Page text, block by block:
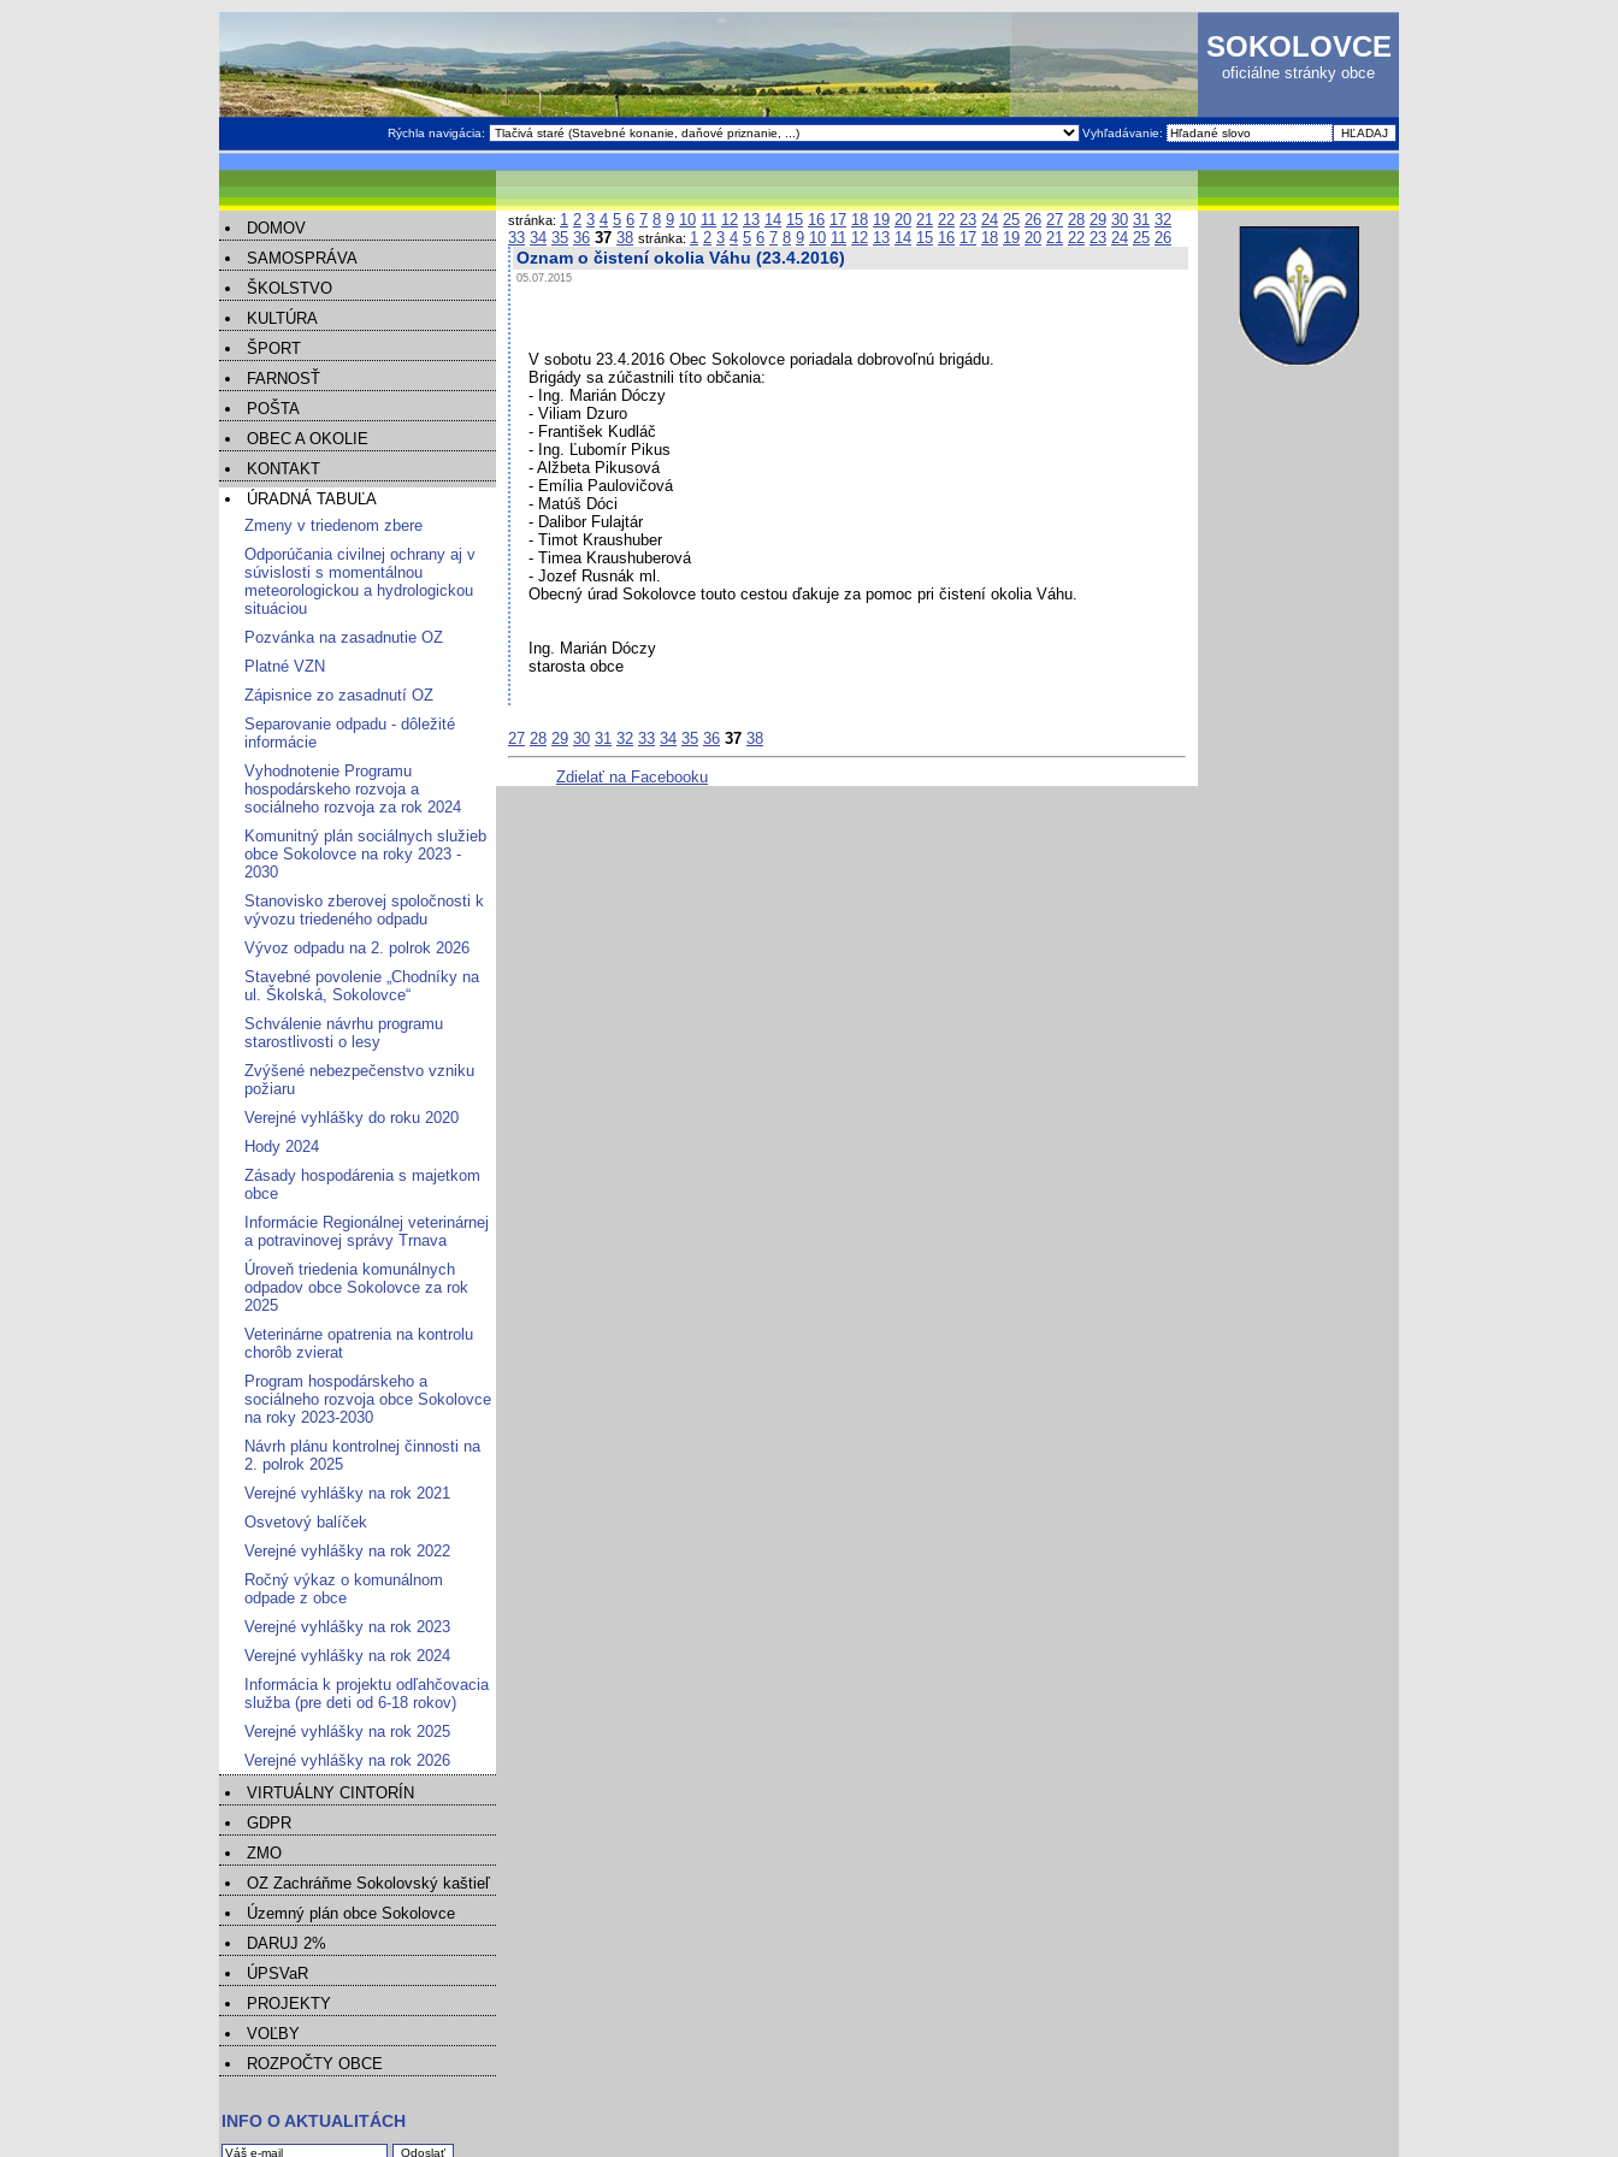
SOKOLOVCE
oficiálne stránky obce
Vyhľadávanie:
Rýchla navigácia:
DOMOV
SAMOSPRÁVA
ŠKOLSTVO
KULTÚRA
ŠPORT
FARNOSŤ
POŠTA
OBEC A OKOLIE
KONTAKT
ÚRADNÁ TABUĽA
Zmeny v triedenom zbere
Odporúčania civilnej ochrany aj v
súvislosti s momentálnou
meteorologickou a hydrologickou
situáciou
Pozvánka na zasadnutie OZ
Platné VZN
Zápisnice zo zasadnutí OZ
Separovanie odpadu - dôležité
informácie
Vyhodnotenie Programu
hospodárskeho rozvoja a
sociálneho rozvoja za rok 2024
Komunitný plán sociálnych služieb
obce Sokolovce na roky 2023 -
2030
Stanovisko zberovej spoločnosti k
vývozu triedeného odpadu
Vývoz odpadu na 2. polrok 2026
Stavebné povolenie „Chodníky na
ul. Školská, Sokolovce“
Schválenie návrhu programu
starostlivosti o lesy
Zvýšené nebezpečenstvo vzniku
požiaru
Verejné vyhlášky do roku 2020
Hody 2024
Zásady hospodárenia s majetkom
obce
Informácie Regionálnej veterinárnej
a potravinovej správy Trnava
Úroveň triedenia komunálnych
odpadov obce Sokolovce za rok
2025
Veterinárne opatrenia na kontrolu
chorôb zvierat
Program hospodárskeho a
sociálneho rozvoja obce Sokolovce
na roky 2023-2030
Návrh plánu kontrolnej činnosti na
2. polrok 2025
Verejné vyhlášky na rok 2021
Osvetový balíček
Verejné vyhlášky na rok 2022
Ročný výkaz o komunálnom
odpade z obce
Verejné vyhlášky na rok 2023
Verejné vyhlášky na rok 2024
Informácia k projektu odľahčovacia
služba (pre deti od 6-18 rokov)
Verejné vyhlášky na rok 2025
Verejné vyhlášky na rok 2026
VIRTUÁLNY CINTORÍN
GDPR
ZMO
OZ Zachráňme Sokolovský kaštieľ
Územný plán obce Sokolovce
DARUJ 2%
ÚPSVaR
PROJEKTY
VOĽBY
ROZPOČTY OBCE
INFO O AKTUALITÁCH
stránka: 1 2 3 4 5 6 7 8 9 10 11 12 13 14 15 16 17 18 19 20 21 22 23 24 25 26 27 28 29 30 31 32
33 34 35 36 37 38
Oznam o čistení okolia Váhu (23.4.2016)
05.07.2015
V sobotu 23.4.2016 Obec Sokolovce poriadala dobrovoľnú brigádu.
Brigády sa zúčastnili títo občania:
- Ing. Marián Dóczy
- Viliam Dzuro
- František Kudláč
- Ing. Ľubomír Pikus
- Alžbeta Pikusová
- Emília Paulovičová
- Matúš Dóci
- Dalibor Fulajtár
- Timot Kraushuber
- Timea Kraushuberová
- Jozef Rusnák ml.
Obecný úrad Sokolovce touto cestou ďakuje za pomoc pri čistení okolia Váhu.
Ing. Marián Dóczy
starosta obce
stránka: 1 2 3 4 5 6 7 8 9 10 11 12 13 14 15 16 17 18 19 20 21 22 23 24 25 26
27 28 29 30 31 32 33 34 35 36 37 38
Zdielať na Facebooku